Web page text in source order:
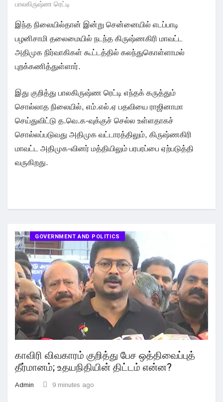
பாலகிருஷ்ண ரெட்டி
இந்த நிலையில்தான் இன்று சென்னையில் எடப்பாடி
பழனிசாமி தலைமையில் நடந்த கிருஷ்ணகிரி மாவட்ட
அதிமுக நிர்வாகிகள் கூட்டத்தில் கலந்துகொள்ளாமல்
புறக்கணித்துள்ளார்.
இது குறித்து பாலகிருஷ்ண ரெட்டி எந்தக் கருத்தும்
சொல்லாத நிலையில், எம்.எல்.ஏ பதவியை ராஜினாமா
செய்துவிட்டு த.வெ.க-வுக்குச் செல்ல உள்ளதாகச்
சொல்லப்படுவது அதிமுக வட்டாரத்திலும், கிருஷ்ணகிரி
மாவட்ட அதிமுக-வினர் மத்தியிலும் பரபரப்பை ஏற்படுத்தி
வருகிறது.
GOVERNMENT AND POLITICS
காவிரி விவகாரம் குறித்து பேச ஒத்திவைப்புத்
தீர்மானம்; உதயநிதியின் திட்டம் என்ன?
Admin 9 minutes ago